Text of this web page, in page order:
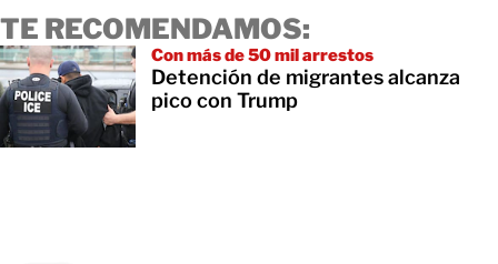
TE RECOMENDAMOS:
Con más de 50 mil arrestos
Detención de migrantes alcanza
pico con Trump